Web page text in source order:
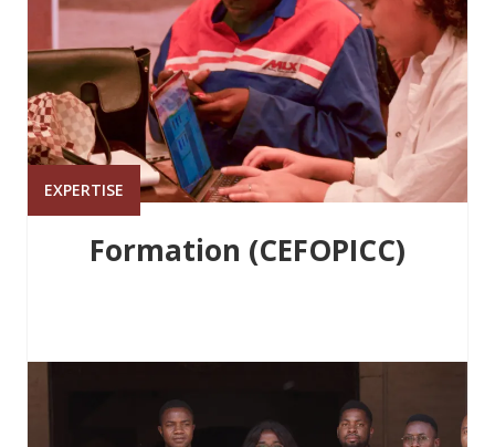
EXPERTISE
Formation (CEFOPICC)